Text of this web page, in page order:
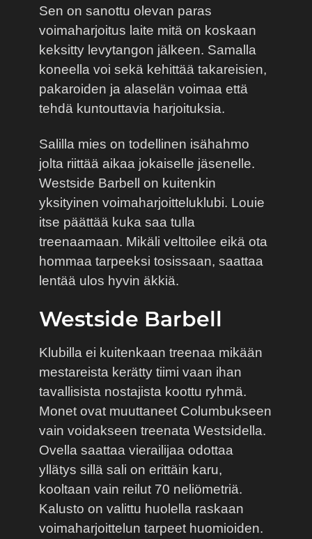
Sen on sanottu olevan paras
voimaharjoitus laite mitä on koskaan
keksitty levytangon jälkeen. Samalla
koneella voi sekä kehittää takareisien,
pakaroiden ja alaselän voimaa että
tehdä kuntouttavia harjoituksia.
Salilla mies on todellinen isähahmo
jolta riittää aikaa jokaiselle jäsenelle.
Westside Barbell on kuitenkin
yksityinen voimaharjoitteluklubi. Louie
itse päättää kuka saa tulla
treenaamaan. Mikäli velttoilee eikä ota
hommaa tarpeeksi tosissaan, saattaa
lentää ulos hyvin äkkiä.
Westside Barbell
Klubilla ei kuitenkaan treenaa mikään
mestareista kerätty tiimi vaan ihan
tavallisista nostajista koottu ryhmä.
Monet ovat muuttaneet Columbukseen
vain voidakseen treenata Westsidella.
Ovella saattaa vierailijaa odottaa
yllätys sillä sali on erittäin karu,
kooltaan vain reilut 70 neliömetriä.
Kalusto on valittu huolella raskaan
voimaharjoittelun tarpeet huomioiden.